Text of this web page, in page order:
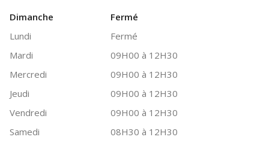
Dimanche
Fermé
Lundi
Fermé
Mardi
09H00 à 12H30
Mercredi
09H00 à 12H30
Jeudi
09H00 à 12H30
Vendredi
09H00 à 12H30
Samedi
08H30 à 12H30